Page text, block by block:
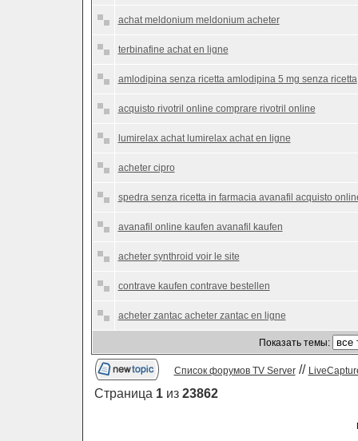
achat meldonium meldonium acheter
terbinafine achat en ligne
amlodipina senza ricetta amlodipina 5 mg senza ricetta
acquisto rivotril online comprare rivotril online
lumirelax achat lumirelax achat en ligne
acheter cipro
spedra senza ricetta in farmacia avanafil acquisto
avanafil online kaufen avanafil kaufen
acheter synthroid voir le site
contrave kaufen contrave bestellen
acheter zantac acheter zantac en ligne
Показать темы:
Список форумов TV Server//
Страница 1из 23862